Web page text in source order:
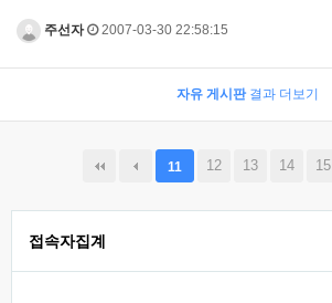
주선자 2007-03-30 22:58:15
자유 게시판결과 더보기
11 12 13 14 15
접속자집계